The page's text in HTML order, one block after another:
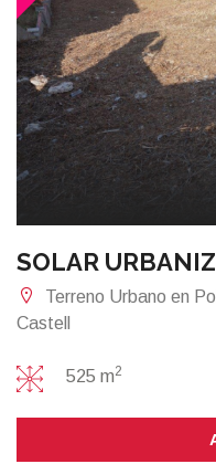
SOLAR
Terreno Urbano en
Castell
525 m2